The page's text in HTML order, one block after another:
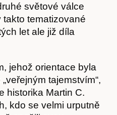
světové válce
tematizované
let ale již díla
jehož orientace byla
tajemstvím“,
historika Martin C.
kdo se velmi urputně